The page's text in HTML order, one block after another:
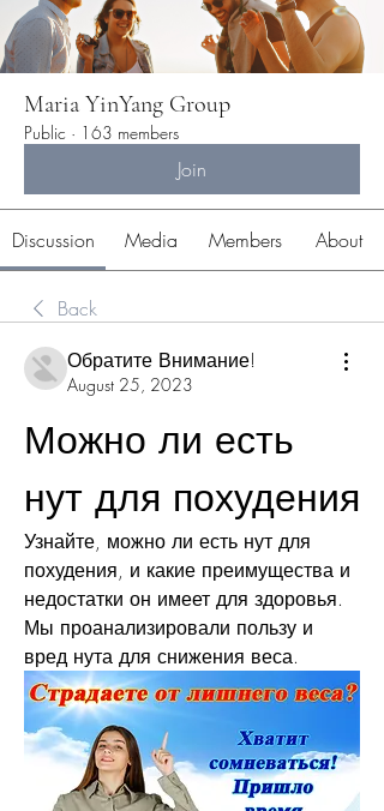
Maria YinYang Group
Public · 163 members
Join
Discussion Media Members About
Back
Обратите Внимание!
August 25, 2023
Можно ли есть
нут для похудения
Узнайте, можно ли есть нут для
похудения, и какие преимущества и
недостатки он имеет для здоровья.
Мы проанализировали пользу и
вред нута для снижения веса.